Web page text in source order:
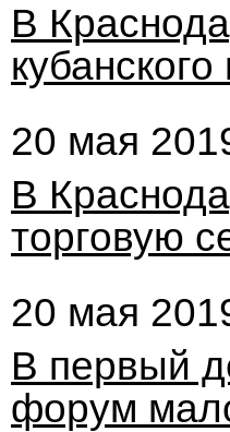
В
кубанского
20 мая
В
торговую
20 мая
В первый
форум